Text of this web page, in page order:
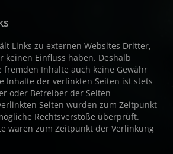
Links zu externen Websites Dritter,
keinen Einfluss haben. Deshalb
Inhalte auch keine Gewähr
Inhalte der verlinkten Seiten ist stets
oder Betreiber der Seiten
Seiten wurden zum Zeitpunkt
Rechtsverstöße überprüft.
waren zum Zeitpunkt der Verlinkung